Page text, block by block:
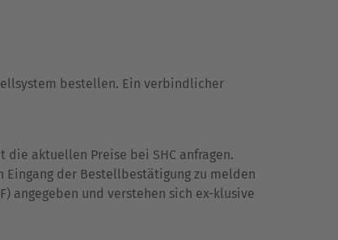
bestellen. Ein verbindlicher
aktuellen Preise bei SHC anfragen.
der Bestellbestätigung zu melden
angegeben und verstehen sich ex-klusive